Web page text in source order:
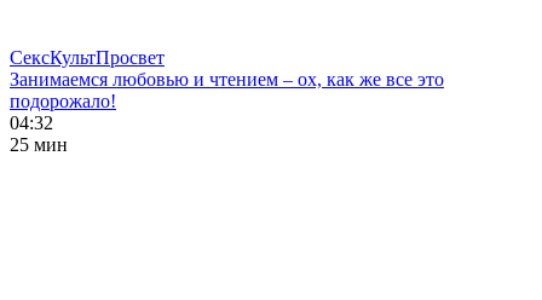
СексКультПросвет
Занимаемся любовью и чтением – ох, как же все это
подорожало!
04:32
25 мин